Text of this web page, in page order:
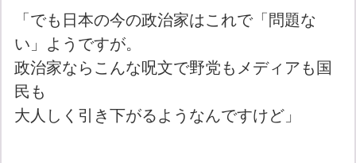
「でも日本の今の政治家はこれで「問題な
い」ようですが。
政治家ならこんな呪文で野党もメディアも国
民も
大人しく引き下がるようなんですけど」